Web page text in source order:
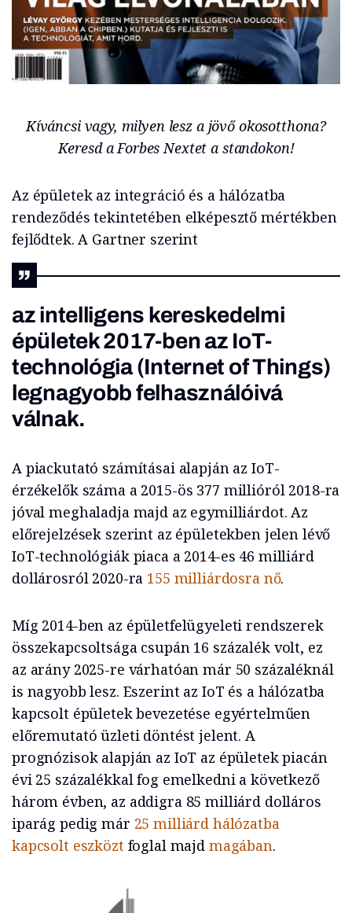
Kíváncsi vagy, milyen lesz a jövő okosotthona?
Keresd a Forbes Nextet a standokon!
Az épületek az integráció és a hálózatba
rendeződés tekintetében elképesztő mértékben
fejlődtek. A Gartner szerint
az intelligens kereskedelmi
épületek 2017-ben az IoT-
technológia (Internet of Things)
legnagyobb felhasználóivá
válnak.
A piackutató számításai alapján az IoT-
érzékelők száma a 2015-ös 377 millióról 2018-ra
jóval meghaladja majd az egymilliárdot. Az
előrejelzések szerint az épületekben jelen lévő
IoT-technológiák piaca a 2014-es 46 milliárd
dollárosról 2020-ra 155 milliárdosra nő.
Míg 2014-ben az épületfelügyeleti rendszerek
összekapcsoltsága csupán 16 százalék volt, ez
az arány 2025-re várhatóan már 50 százaléknál
is nagyobb lesz. Eszerint az IoT és a hálózatba
kapcsolt épületek bevezetése egyértelműen
előremutató üzleti döntést jelent. A
prognózisok alapján az IoT az épületek piacán
évi 25 százalékkal fog emelkedni a következő
három évben, az addigra 85 milliárd dolláros
iparág pedig már 25 milliárd hálózatba
kapcsolt eszköztfoglal majd magában.